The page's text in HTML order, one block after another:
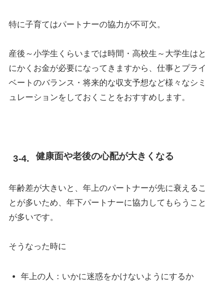
特に子育てはパートナーの協力が不可欠。
産後～小学生くらいまでは時間・高校生～大学生はと
にかくお金が必要になってきますから、仕事とプライ
ベートのバランス・将来的な収支予想など様々なシミ
ュレーションをしておくことをおすすめします。
健康面や老後の心配が大きくなる
年齢差が大きいと、年上のパートナーが先に衰えるこ
とが多いため、年下パートナーに協力してもらうこと
が多いです。
そうなった時に
年上の人：いかに迷惑をかけないようにするか